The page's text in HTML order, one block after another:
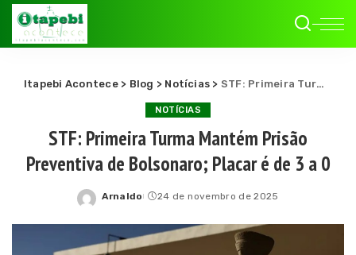
Itapebi Acontece> Blog > Notícias > STF: Primeira Turma Mantém Prisão Preventiva de Bolsonaro; Placar é de 3 a 0
NOTÍCIAS
STF: Primeira Turma Mantém Prisão
Preventiva de Bolsonaro; Placar é de 3 a 0
Posted
Arnaldo 24 de novembro de 2025